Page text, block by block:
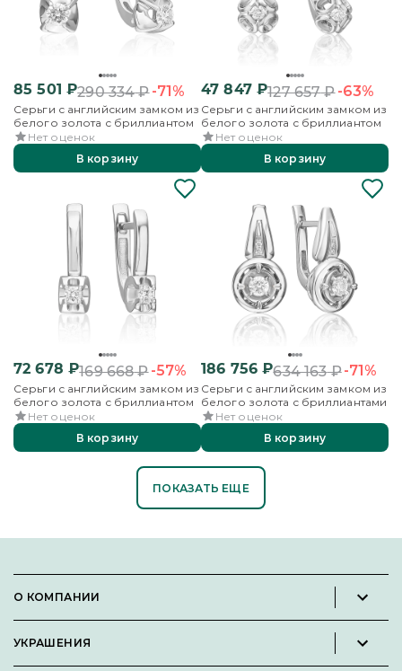
85 501 ₽290 334₽-71%
Серьги с английским замком из
белого золота с бриллиантом
Нет оценок
В корзину
47 847₽127 657₽-63%
Серьги с английским замком из
белого золота с бриллиантом
Нет оценок
В корзину
72 678 ₽169 668₽-57%
Серьги с английским замком из
белого золота с бриллиантом
Нет оценок
В корзину
186 756 ₽634 163₽-71%
Серьги с английским замком из
белого золота с бриллиантами
Нет оценок
В корзину
ПОКАЗАТЬ ЕЩЕ
О КОМПАНИИ
Вакансии
УКРАШЕНИЯ